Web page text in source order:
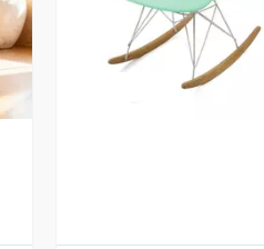
Vista Previa